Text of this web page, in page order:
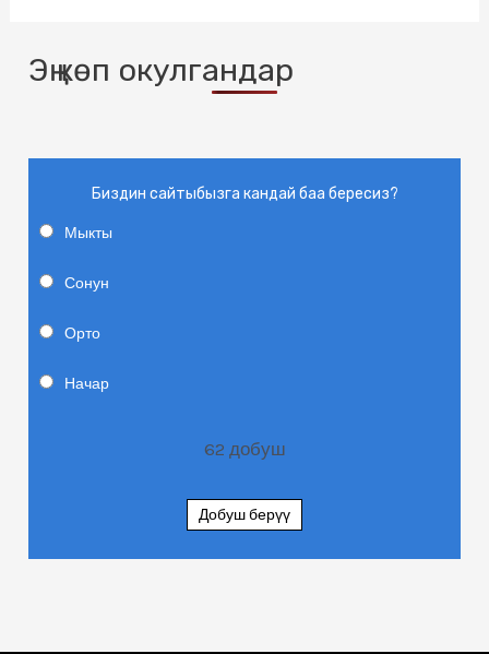
Эң көп окулгандар
Биздин сайтыбызга кандай баа бересиз?
Мыкты
Сонун
Орто
Начар
62 добуш
Добуш берүү